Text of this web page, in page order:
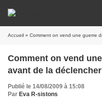
Accueil » Comment on vend une guerre
Comment on vend
avant de la déclencher
Publié le 14/08/2009 à 15:08
Par Eva R-sistons